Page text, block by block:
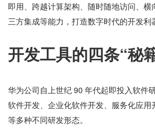
即用、跨越计算架构、随时随地访问、
三方集成等能力，打造数字时代的开发利
开发工具的四条“秘
华为公司自上世纪 90 年代起即投入软件
软件开发、企业化软件开发、服务化应用
等多种不同研发形态。